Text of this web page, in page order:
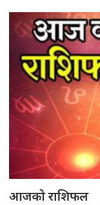
आजको राशिफल